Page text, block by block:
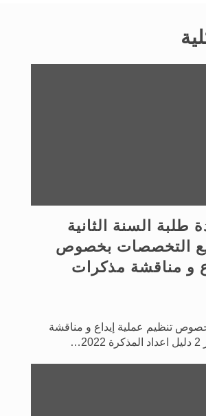
طلبة السنة الثانية
التخصصات بخصوص
و مناقشة مذكرات
تنظيم عملية إيداع و مناقشة